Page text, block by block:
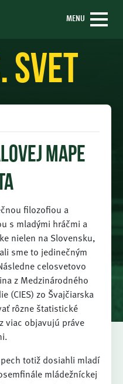
MENU
svet
mape
filozofiou a
s mladými hráčmi a
nielen na Slovensku,
sme to jedinečným
celosvetovo
z Medzinárodného
(CIES) zo Švajčiarska
rôzne štatistické
viac objavujú práve
totiž dosiahli mladí
mládežníckej